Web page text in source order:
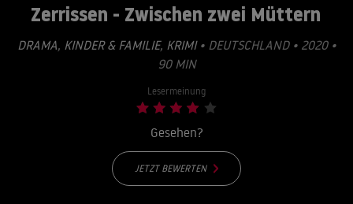
Zerrissen - Zwischen zwei Müttern
DRAMA, KINDER & FAMILIE, KRIMI• DEUTSCHLAND • 2020 •
90 MIN
Lesermeinung
Gesehen?
JETZT BEWERTEN